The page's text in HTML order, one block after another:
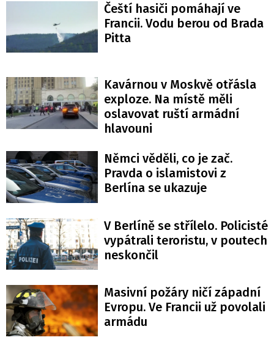
Čeští hasiči pomáhají ve
Francii. Vodu berou od Brada
Pitta
Kavárnou v Moskvě otřásla
exploze. Na místě měli
oslavovat ruští armádní
hlavouni
Němci věděli, co je zač.
Pravda o islamistovi z
Berlína se ukazuje
V Berlíně se střílelo. Policisté
vypátrali teroristu, v poutech
neskončil
Masivní požáry ničí západní
Evropu. Ve Francii už povolali
armádu